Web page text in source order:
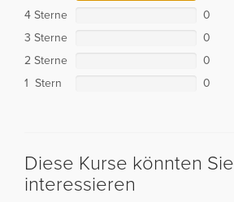
4 Sterne
0
3 Sterne
0
2 Sterne
0
1 Stern
0
Diese Kurse könnten Sie
interessieren